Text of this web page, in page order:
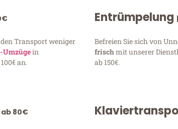
Transport weniger
in
an.
Entrümpelung
Befreien Sie sich von
frischmit unserer
ab 150€.
ab 80€